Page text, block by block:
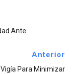
Ante
Anterior
Para Minimizar